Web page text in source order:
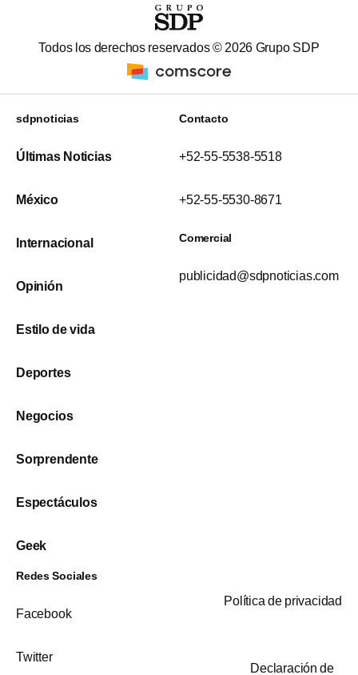
Todos los derechos reservados © 2026 Grupo SDP
sdpnoticias
Últimas Noticias
México
Internacional
Opinión
Estilo de vida
Deportes
Negocios
Sorprendente
Espectáculos
Geek
Contacto
+52-55-5538-5518
+52-55-5530-8671
Comercial
publicidad@sdpnoticias.com
Redes Sociales
Facebook
Twitter
Política de privacidad
Declaración de